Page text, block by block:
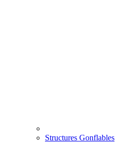
Structures Gonflables